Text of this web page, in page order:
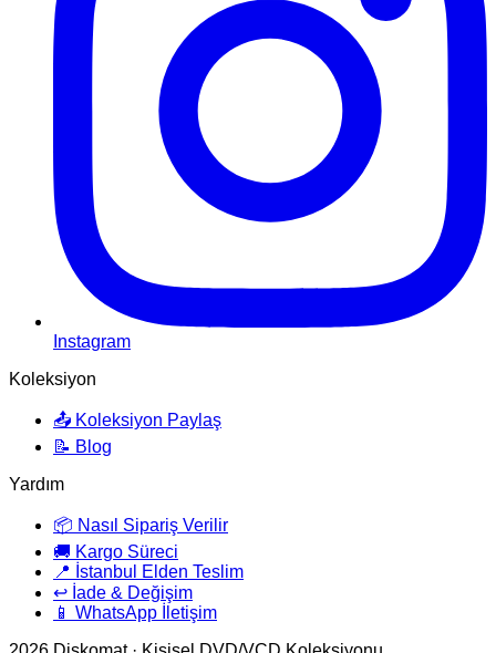
Instagram
Koleksiyon
📤 Koleksiyon Paylaş
📝 Blog
Yardım
📦 Nasıl Sipariş Verilir
🚚 Kargo Süreci
📍 İstanbul Elden Teslim
↩️ İade & Değişim
📱 WhatsApp İletişim